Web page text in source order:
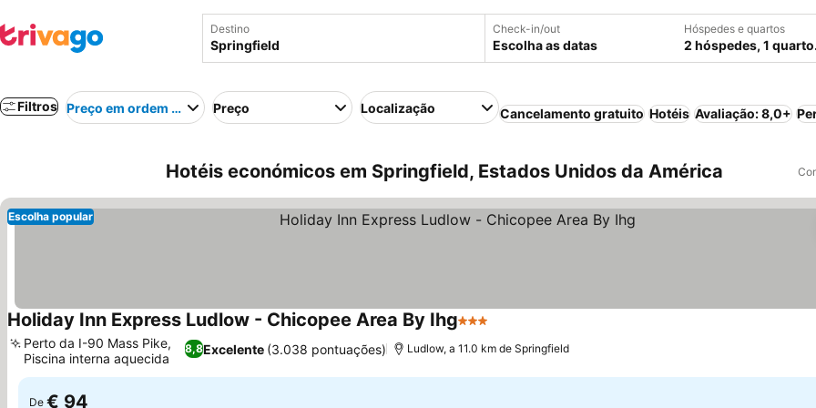
Destino Check-in/out
Escolha as datas
Hóspedes e quartos
2 hóspedes, 1 quarto.
Filtros Preço em ordem crescentePreço Localização Cancelamento gratuito Hotéis Avaliação: 8,0+
Hotéis económicos em Springfield, Estados Unidos da América
Escolha popular
Holiday Inn Express Ludlow - Chicopee Area By Ihg3 Estrelas
8,8Excelente (3.038 pontuações)
Perto da I-90 Mass Pike,
Piscina interna aquecida
Ludlow, a 11.0 km de Springfield
De € 94